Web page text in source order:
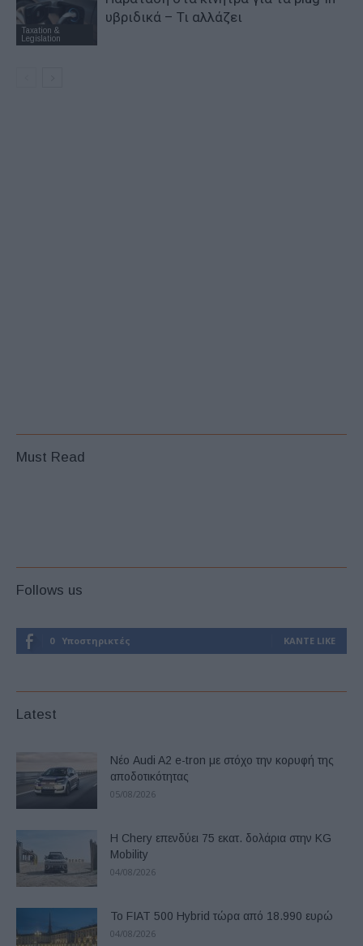
Taxation &
Legislation
υβριδικά – Τι αλλάζει
Must Read
Follows us
0 Υποστηρικτές ΚΆΝΤΕ LIKE
Latest
Νέο Audi A2 e-tron με στόχο την κορυφή της
αποδοτικότητας
05/08/2026
Η Chery επενδύει 75 εκατ. δολάρια στην KG
Mobility
04/08/2026
Το FIAT 500 Hybrid τώρα από 18.990 ευρώ
04/08/2026